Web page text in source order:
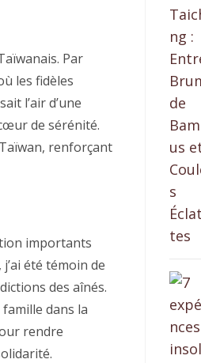
Par
les fidèles
l’air d’une
de sérénité.
renforçant
importants
été témoin de
des aînés.
dans la
rendre